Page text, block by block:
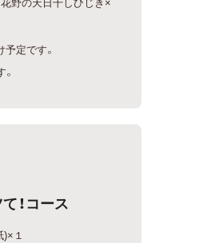
定です。
！コース
１